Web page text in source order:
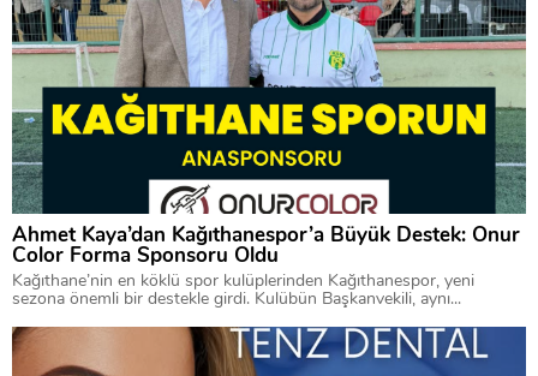
Ahmet Kaya’dan Kağıthanespor’a Büyük Destek: Onur
Color Forma Sponsoru Oldu
Kağıthane’nin en köklü spor kulüplerinden Kağıthanespor, yeni
sezona önemli bir destekle girdi. Kulübün Başkanvekili, aynı...